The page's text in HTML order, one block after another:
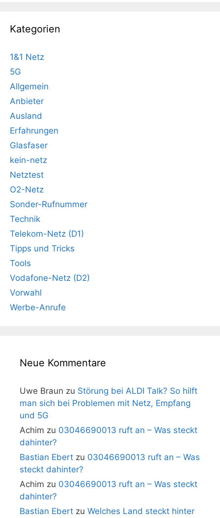
Kategorien
1&1 Netz
5G
Allgemein
Anbieter
Ausland
Erfahrungen
Glasfaser
kein-netz
Netztest
O2-Netz
Sonder-Rufnummer
Technik
Telekom-Netz (D1)
Tipps und Tricks
Tools
Vodafone-Netz (D2)
Vorwahl
Werbe-Anrufe
Neue Kommentare
Uwe Braun zu Störung bei ALDI Talk? So hilft
man sich bei Problemen mit Netz, Empfang
und 5G
Achim zu 03046690013 ruft an – Was steckt
dahinter?
Bastian Ebert zu 03046690013 ruft an – Was
steckt dahinter?
Achim zu 03046690013 ruft an – Was steckt
dahinter?
Bastian Ebert zu Welches Land steckt hinter